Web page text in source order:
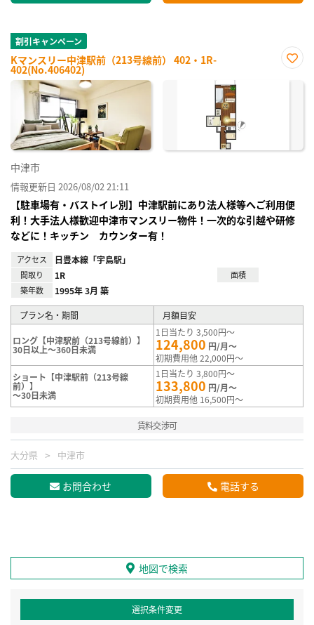
割引キャンペーン
Kマンスリー中津駅前（213号線前） 402・1R-
402(No.406402)
に入
中津市
情報更新日 2026/08/02 21:11
【駐車場有・バストイレ別】中津駅前にあり法人様等へご利用便
利！大手法人様歓迎中津市マンスリー物件！一次的な引越や研修
などに！キッチン カウンター有！
アクセス 日豊本線「宇島駅」
間取り 1R
面積
築年数
1995年 3月 築
プラン名・期間 月額目安
ロング【中津駅前（213号線前）】
30日以上～360日未満
1日当たり 3,500円～
124,800 円/月～
初期費用他 22,000円～
ショート【中津駅前（213号線
前）】
～30日未満
1日当たり 3,800円～
133,800 円/月～
初期費用他 16,500円～
賃料交渉可
大分県 中津市
お問合わせ 電話する
地図で検索
選択条件変更